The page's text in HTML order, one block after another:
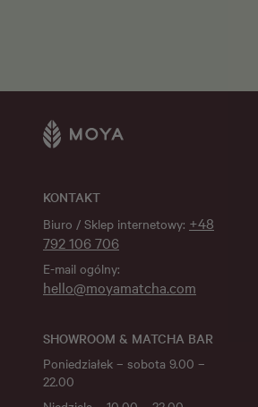
KONTAKT
Biuro / Sklep internetowy: +48
792 106 706
E-mail ogólny:
hello@moyamatcha.com
SHOWROOM & MATCHA BAR
Poniedziałek – sobota 9.00 –
22.00